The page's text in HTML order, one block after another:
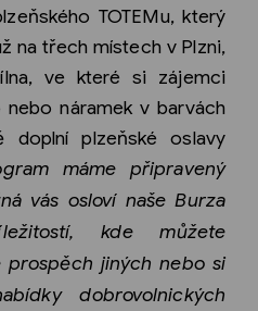
TOTEMu, který
na třech místech v Plzni,
ve které si zájemci
náramek v barvách
doplní plzeňské oslavy
máme připravený
vás osloví naše Burza
kde můžete
prospěch jiných nebo si
dobrovolnických